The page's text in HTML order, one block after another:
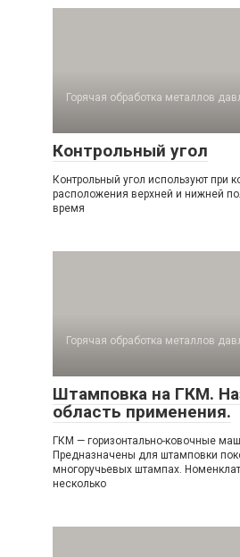
Горячая обработка металлов
Контрольный угол
Контрольный угол используют при
расположения верхней и нижней
время
Горячая обработка металлов
Штамповка на ГКМ.
область применения.
ГКМ — горизонтально-ковочные
Предназначены для штамповки
многоручьевых штампах.
несколько